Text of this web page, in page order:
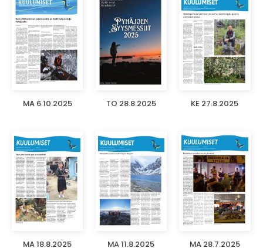
MA 6.10.2025 TO 28.8.2025 KE 27.8.2025
MA 18.8.2025 MA 11.8.2025 MA 28.7.2025